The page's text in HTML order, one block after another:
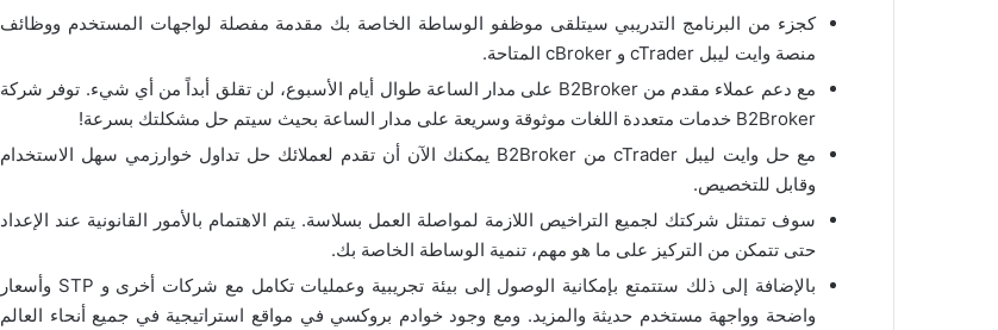
كجزء من البرنامج التدريبي سيتلقى موظفو الوساطة الخاصة بك مقدمة مفصلة لواجهات المستخدم ووظائف
منصة وايت ليبل cTrader و cBroker المتاحة.
مع دعم عملاء مقدم من B2Broker على مدار الساعة طوال أيام الأسبوع، لن تقلق أبداً من أي شيء. توفر شركة
B2Broker خدمات متعددة اللغات موثوقة وسريعة على مدار الساعة بحيث سيتم حل مشكلتك بسرعة!
مع حل وايت ليبل cTrader من B2Broker يمكنك الآن أن تقدم لعملائك حل تداول خوارزمي سهل الاستخدام
وقابل للتخصيص.
سوف تمتثل شركتك لجميع التراخيص اللازمة لمواصلة العمل بسلاسة. يتم الاهتمام بالأمور القانونية عند الإعداد
حتى تتمكن من التركيز على ما هو مهم، تنمية الوساطة الخاصة بك.
بالإضافة إلى ذلك ستتمتع بإمكانية الوصول إلى بيئة تجريبية وعمليات تكامل مع شركات أخرى و STP وأسعار
واضحة وواجهة مستخدم حديثة والمزيد. ومع وجود خوادم بروكسي في مواقع استراتيجية في جميع أنحاء العالم